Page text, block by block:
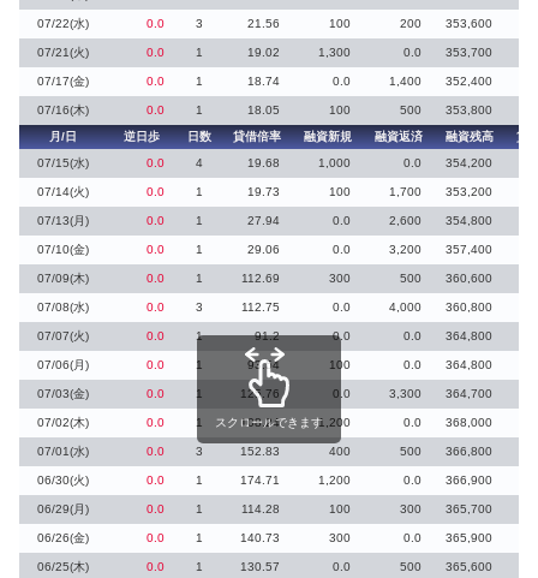
07/22(水) 0.0 3 21.56 100 200 353,600
07/21(火) 0.0 1 19.02 1,300 0.0 353,700
07/17(金) 0.0 1 18.74 0.0 1,400 352,400
07/16(木) 0.0 1 18.05 100 500 353,800
月/日
逆日歩 日数 貸借倍率 融資新規 融資返済 融資残高
貸
07/15(水)
0.0 4 19.68 1,000 0.0 354,200
07/14(火) 0.0 1 19.73 100 1,700 353,200
07/13(月) 0.0 1 27.94 0.0 2,600 354,800
07/10(金) 0.0 1 29.06 0.0 3,200 357,400
07/09(木) 0.0 1 112.69 300 500 360,600
07/08(水) 0.0 3 112.75 0.0 4,000 360,800
07/07(火) 0.0 1 91.2 0.0 0.0 364,800
07/06(月) 0.0 1 93.54 100 0.0 364,800
07/03(金) 0.0 1 125.76 0.0 3,300 364,700
07/02(木) 0.0 1 108.24 1,200 0.0 368,000
07/01(水) 0.0 3 152.83 400 500 366,800
06/30(火) 0.0 1 174.71 1,200 0.0 366,900
06/29(月) 0.0 1 114.28 100 300 365,700
06/26(金) 0.0 1 140.73 300 0.0 365,900
06/25(木) 0.0 1 130.57 0.0 500
365,600
スクロールできます